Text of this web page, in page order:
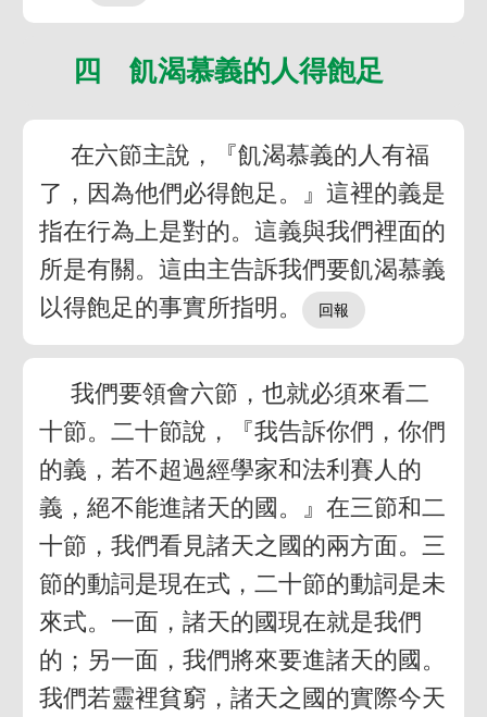
四 飢渴慕義的人得飽足
在六節主說，『飢渴慕義的人有福
了，因為他們必得飽足。』這裡的義是
指在行為上是對的。這義與我們裡面的
所是有關。這由主告訴我們要飢渴慕義
以得飽足的事實所指明。
我們要領會六節，也就必須來看二
十節。二十節說，『我告訴你們，你們
的義，若不超過經學家和法利賽人的
義，絕不能進諸天的國。』在三節和二
十節，我們看見諸天之國的兩方面。三
節的動詞是現在式，二十節的動詞是未
來式。一面，諸天的國現在就是我們
的；另一面，我們將來要進諸天的國。
我們若靈裡貧窮，諸天之國的實際今天